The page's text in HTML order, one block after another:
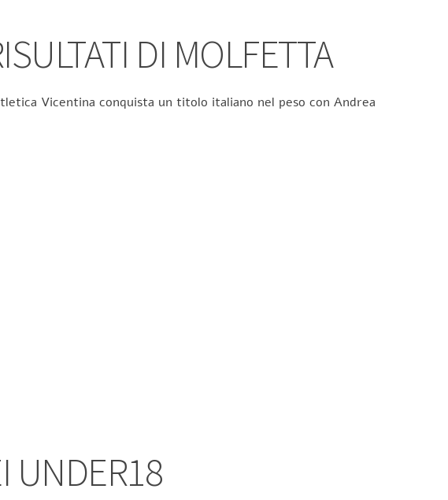
DI MOLFETTA
Vicentina conquista un titolo italiano nel peso con Andrea
UNDER18